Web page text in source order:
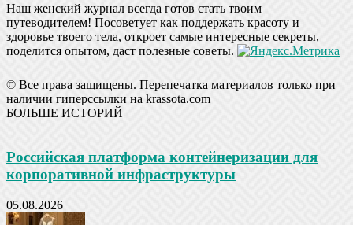
Наш женский журнал всегда готов стать твоим
путеводителем! Посоветует как поддержать красоту и
здоровье твоего тела, откроет самые интересные секреты,
поделится опытом, даст полезные советы.
© Все права защищены. Перепечатка материалов только при
наличии гиперссылки на krassota.com
БОЛЬШЕ ИСТОРИЙ
Российская платформа контейнеризации для
корпоративной инфраструктуры
05.08.2026